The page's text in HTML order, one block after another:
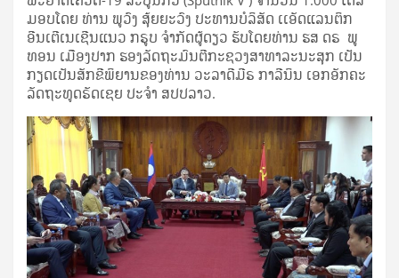
ມອບໂດຍ ທ່ານ ພູວົງ ສຸ້ຍຍະວົງ ປະທານບໍລິສັດ ເເອັດແລນຕິກ
ອີນເຕີເນເຊີນແນວ ກຣູບ ຈຳກັດຜູ້ດຽວ ຮັບໂດຍທ່ານ ຮສ ດຣ ພູ
ທອນ ເມືອງປາກ ຮອງລັດຖະມົນຕີກະຊວງສາທາລະນະສຸກ ເປັນ
ກຽດເປັນສັກຂີພິຍານຂອງທ່ານ ວະລາດີມີຣ ກາລີນິນ ເອກອັກຄະ
ລັດຖະທູດຣັດເຊຍ ປະຈຳ ສປປລາວ.